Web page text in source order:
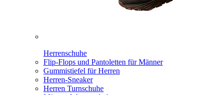
Herrenschuhe
Flip-Flops und Pantoletten für Männer
Gummistiefel für Herren
Herren-Sneaker
Herren Turnschuhe